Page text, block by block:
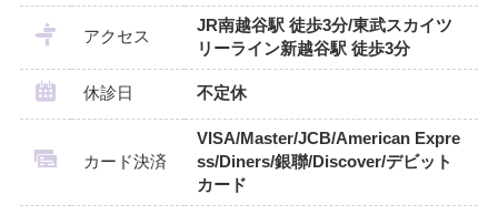
アクセス
JR南越谷駅 徒歩3分/東武スカイツ
リーライン新越谷駅 徒歩3分
休診日 不定休
カード決済
VISA/Master/JCB/American Expre
ss/Diners/銀聯/Discover/デビット
カード